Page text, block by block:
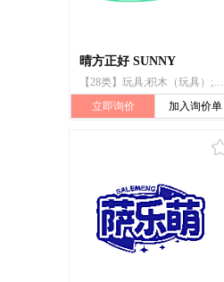
晴方正好 SUNNY
【28类】玩具;积木（玩具）;多米诺骨牌;玩具车;智能玩具;指尖陀螺玩具;拼图玩具;玩具模型;室内游戏玩具;填充玩具
立即询价
加入询价单